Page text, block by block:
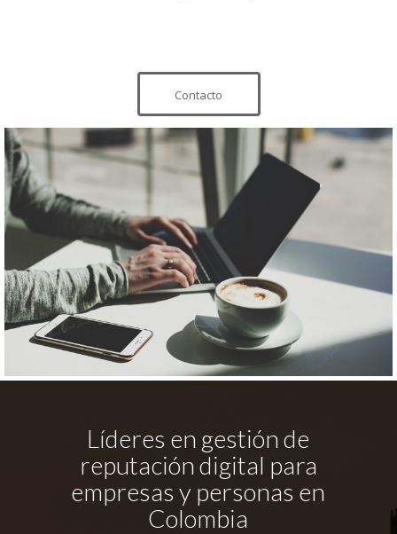
Contacto
Líderes en gestión de
reputación digital para
empresas y personas en
Colombia